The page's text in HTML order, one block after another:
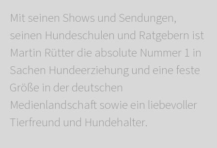
Mit seinen Shows und Sendungen,
seinen Hundeschulen und Ratgebern ist
Martin Rütter die absolute Nummer 1 in
Sachen Hundeerziehung und eine feste
Größe in der deutschen
Medienlandschaft sowie ein liebevoller
Tierfreund und Hundehalter.